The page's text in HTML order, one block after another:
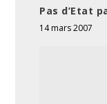
Pas d’Etat
14 mars 2007